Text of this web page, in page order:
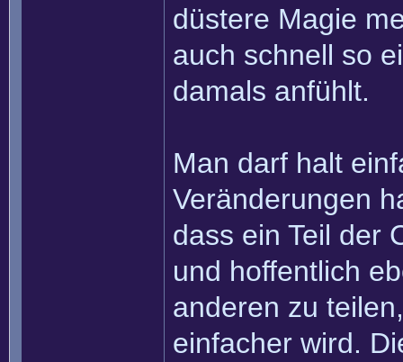
düstere Magie
auch schnell so
damals anfühlt.
Man darf halt
Veränderungen
dass ein Teil der
und hoffentlich
anderen zu
einfacher wird.